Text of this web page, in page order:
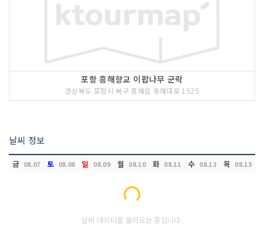
포항 흥해향교 이팝나무 군락
경상북도 포항시 북구 흥해읍 동해대로 1525
날씨 정보
금 08.07 토 08.08 일 08.09 월 08.10 화 08.11 수 08.12 목 08.13
Loading...
날씨 데이터를 불러오는 중입니다.